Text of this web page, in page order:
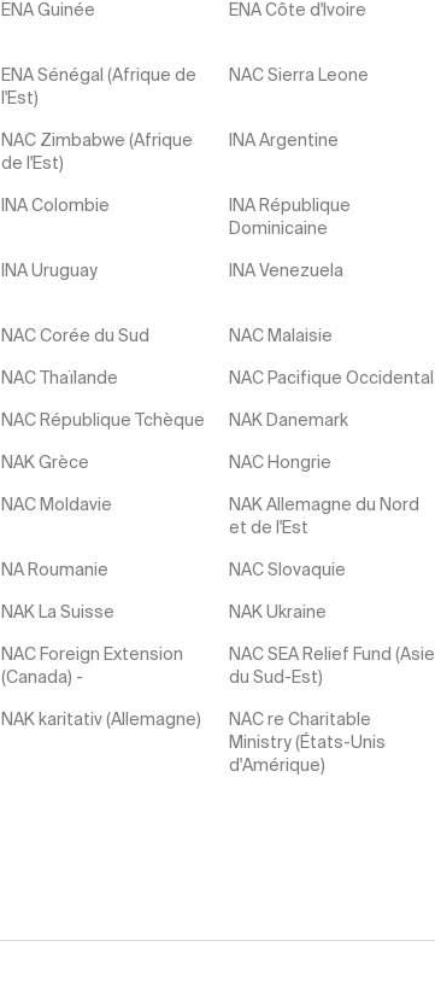
ENA Guinée ENA Côte d'Ivoire
ENA Sénégal (Afrique de
l'Est)
NAC Sierra Leone
NAC Zimbabwe (Afrique
de l'Est)
INA Argentine
INA Colombie
INA République
Dominicaine
INA Uruguay INA Venezuela
NAC Corée du Sud NAC Malaisie
NAC Thaïlande NAC Pacifique Occidental
NAC République Tchèque NAK Danemark
NAK Grèce NAC Hongrie
NAC Moldavie
NAK Allemagne du Nord
et de l'Est
NA Roumanie NAC Slovaquie
NAK La Suisse NAK Ukraine
NAC Foreign Extension
(Canada) -
NAC SEA Relief Fund (Asie
du Sud-Est)
NAK karitativ (Allemagne)
NAC re Charitable
Ministry (États-Unis
d'Amérique)